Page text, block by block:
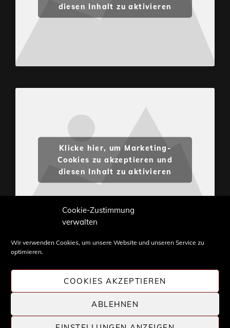
Cookie-Zustimmung
verwalten
Wir verwenden Cookies, um unsere Website und unseren Service zu
optimieren.
COOKIES AKZEPTIEREN
ABLEHNEN
diesen Inhalt zu aktivieren
Klicke hier, um Marketing-
Cookies zu akzeptieren und
diesen Inhalt zu aktivieren
Weiterverwendung nur mit Zustimmung von
STONE PROG.